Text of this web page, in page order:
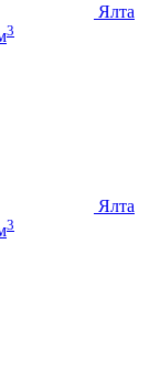
Ялта
3
Ялта
3